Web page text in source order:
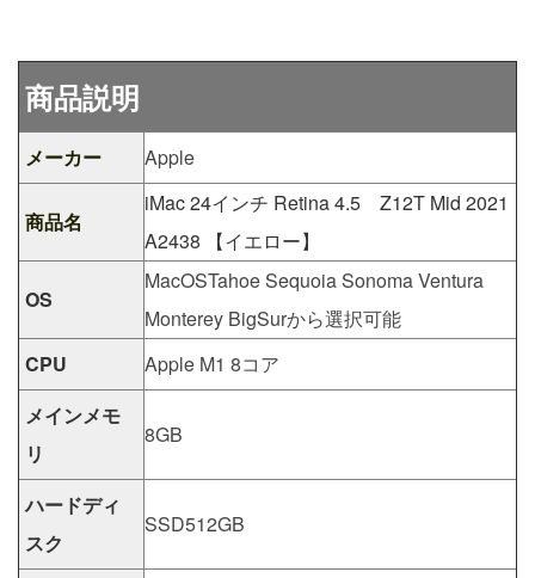
商品説明
メーカー Apple
商品名
iMac 24インチ Retina 4.5 Z12T Mid 2021
A2438 【イエロー】
OS
MacOSTahoe Sequoia Sonoma Ventura
Monterey BigSurから選択可能
CPU
Apple M1 8コア
メインメモ
リ
8GB
ハードディ
スク
SSD512GB